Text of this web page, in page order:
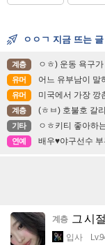
ㅇㅇㄱ 지금 뜨는 글
계층 ㅇㅎ) 운동 욕구
유머 어느 유부남이 말
유머 미국에서 가장 깡
계층 (ㅎㅂ) 호불호 갈
기타 ㅇㅎ키티 좋아하
연예 배우♥야구선수
계층 그 시
입사